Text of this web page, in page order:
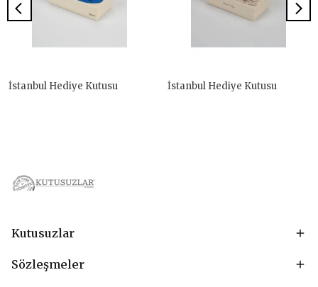
İstanbul Hediye Kutusu İstanbul Hediye Kutusu
Kutusuzlar
Sözleşmeler